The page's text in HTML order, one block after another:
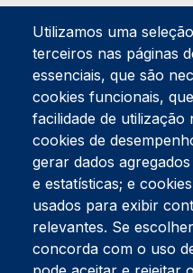
Tel:234 390 100Fax:234
Endereço Postal
Apartado 42
Rua Gil Eanes 31
3834-908 Gafanha da Nazaré
Estúdios
Utilizamos uma
terceiros nas páginas
essenciais, que são
cookies funcionais,
facilidade de utilização
cookies de
gerar dados
e estatísticas; e
usados para exibir
relevantes. Se
concorda com o uso